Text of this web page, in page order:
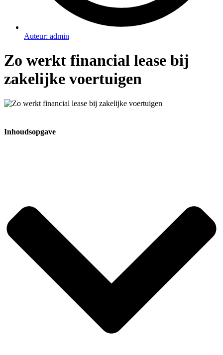
Auteur: admin
Zo werkt financial lease bij
zakelijke voertuigen
Inhoudsopgave